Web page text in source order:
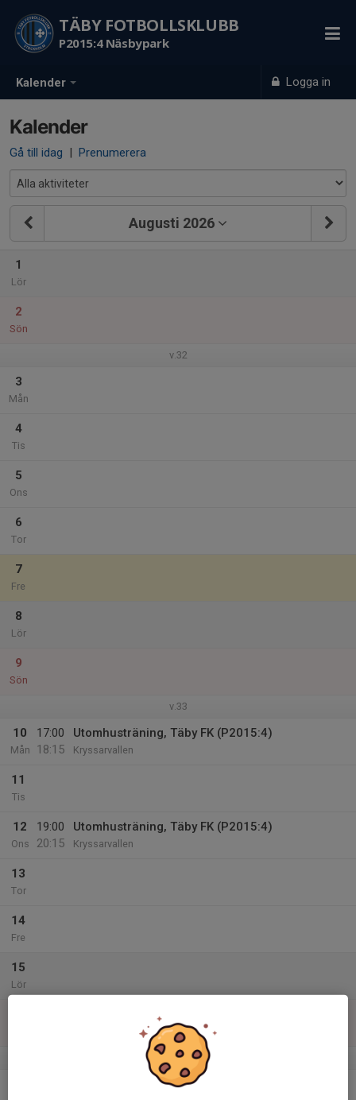
Kalender Logga in
TÄBY FOTBOLLSKLUBB
P2015:4 Näsbypark
Kalender
Gå till idag | Prenumerera
Augusti 2026
1
Lör
2
Sön
v.32
3
Mån
4
Tis
5
Ons
6
Tor
7
Fre
8
Lör
9
Sön
v.33
10
Mån
17:00
18:15
Utomhusträning, Täby FK (P2015:4)
Kryssarvallen
11
Tis
12
Ons
19:00
20:15
Utomhusträning, Täby FK (P2015:4)
Kryssarvallen
13
Tor
14
Fre
15
Lör
v.34
Utomhusträning, Täby FK (P2015:4)